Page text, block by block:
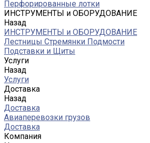
Перфорированные лотки
ИНСТРУМЕНТЫ и ОБОРУДОВАНИЕ
Назад
ИНСТРУМЕНТЫ и ОБОРУДОВАНИЕ
Лестницы Стремянки Подмости
Подставки и Щиты
Услуги
Назад
Услуги
Доставка
Назад
Доставка
Авиаперевозки грузов
Доставка
Компания